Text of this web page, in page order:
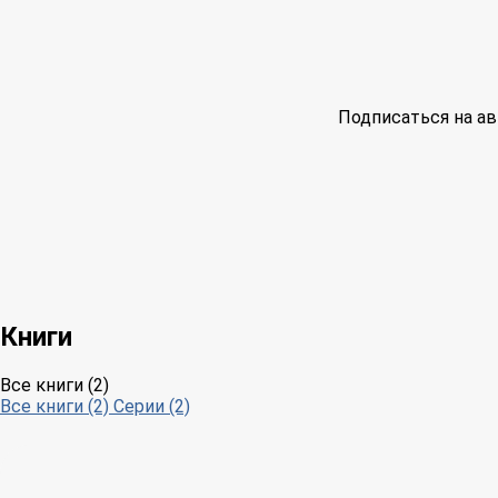
Подписаться на
Книги
Все книги (2)
Все книги (2) Серии (2)